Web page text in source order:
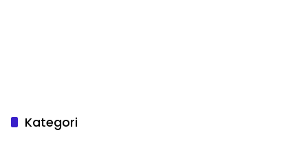
Kategori